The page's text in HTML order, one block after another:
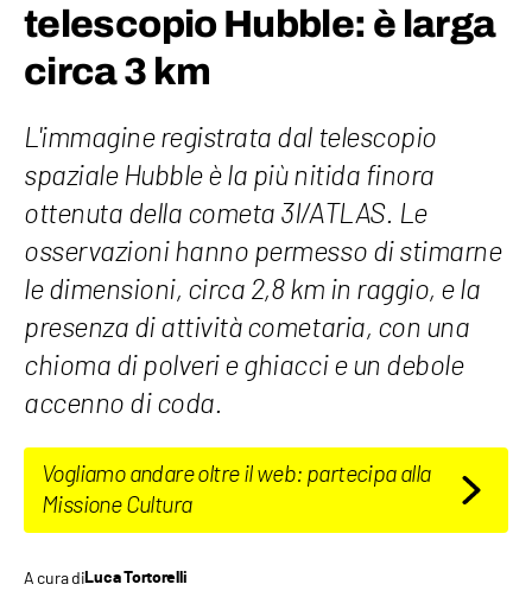
telescopio Hubble: è larga
circa 3 km
L'immagine registrata dal telescopio
spaziale Hubble è la più nitida finora
ottenuta della cometa 3I/ATLAS. Le
osservazioni hanno permesso di stimarne
le dimensioni, circa 2,8 km in raggio, e la
presenza di attività cometaria, con una
chioma di polveri e ghiacci e un debole
accenno di coda.
Vogliamo andare oltre il web: partecipa alla
Missione Cultura
A cura diLuca Tortorelli